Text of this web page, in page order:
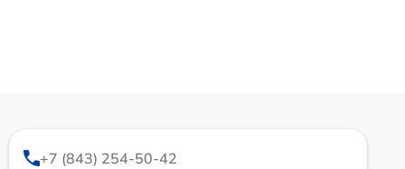
+7 (843) 254-50-42